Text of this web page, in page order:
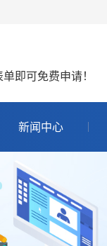
即可免费申请！
新闻中心